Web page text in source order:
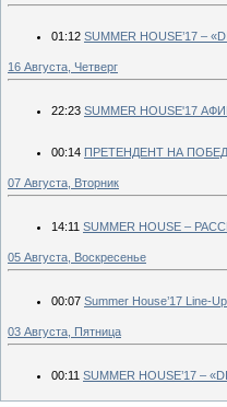
01:12 SUMMER HOUSE’17 –
16 Августа, Четверг
22:23 SUMMER HOUSE'17
00:14 ПРЕТЕНДЕНТ НА
07 Августа, Вторник
14:11 SUMMER HOUSE –
05 Августа, Воскресенье
00:07 Summer House’17 Line-Up
03 Августа, Пятница
00:11 SUMMER HOUSE’17 –